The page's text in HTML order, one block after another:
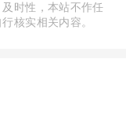
没收犯罪嫌
时性，本站不作任
核实相关内容。